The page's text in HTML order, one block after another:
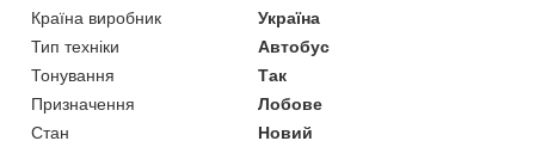
Країна виробник
Україна
Тип техніки
Автобус
Тонування
Так
Призначення
Лобове
Стан
Новий